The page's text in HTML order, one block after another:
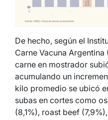
De hecho, según el
Carne Vacuna
carne en mostrador
acumulando un
kilo promedio se ubicó
subas en cortes como
(8,1%), roast beef